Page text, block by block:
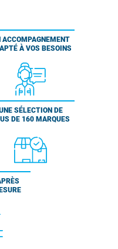
ACCOMPAGNEMENT
À VOS BESOINS
SÉLECTION DE
DE 160 MARQUES